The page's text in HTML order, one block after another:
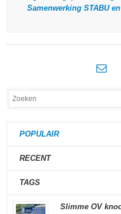
Samenwerking STABU
POPULAIR
RECENT
TAGS
Slimme OV